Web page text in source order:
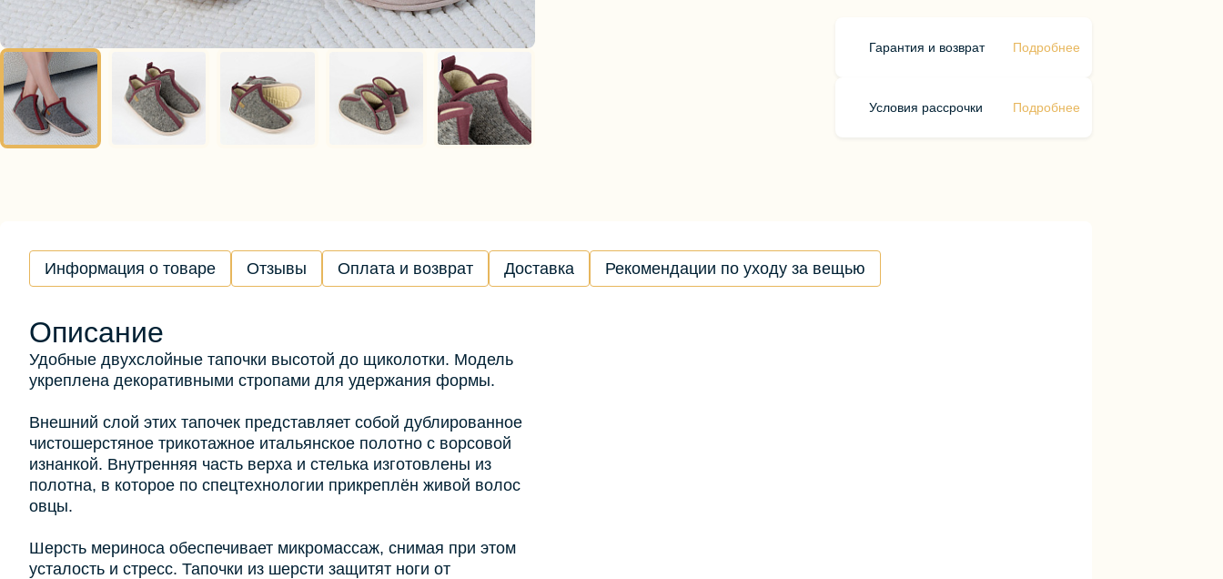
Гарантия и возврат Подробнее
Условия рассрочки Подробнее
Информация о товаре Отзывы Оплата и возврат Доставка Рекомендации по уходу за вещью
Описание
Удобные двухслойные тапочки высотой до щиколотки. Модель
укреплена декоративными стропами для удержания формы.
Внешний слой этих тапочек представляет собой дублированное
чистошерстяное трикотажное итальянское полотно с ворсовой
изнанкой. Внутренняя часть верха и стелька изготовлены из
полотна, в которое по спецтехнологии прикреплён живой волос
овцы.
Шерсть мериноса обеспечивает микромассаж, снимая при этом
усталость и стресс. Тапочки из шерсти защитят ноги от